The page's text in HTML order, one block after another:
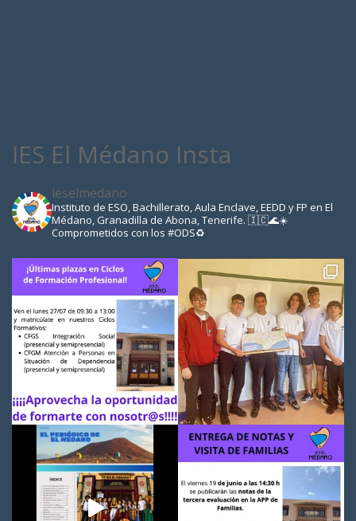
IES El Médano Insta
ieselmedano
Instituto de ESO, Bachillerato, Aula Enclave, EEDD y FP en El
Médano, Granadilla de Abona, Tenerife. 🇮🇨🌊☀️
Comprometidos con los #ODS♻️